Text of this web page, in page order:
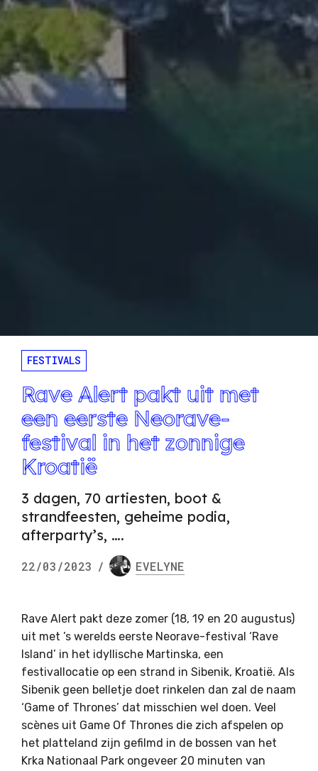
FESTIVALS
Rave Alert pakt uit met
een eerste Neorave-
festival in het zonnige
Kroatië
3 dagen, 70 artiesten, boot &
strandfeesten, geheime podia,
afterparty’s, ….
22/03/2023 / EVELYNE
Rave Alert pakt deze zomer (18, 19 en 20 augustus)
uit met ’s werelds eerste Neorave-festival ‘Rave
Island’ in het idyllische Martinska, een
festivallocatie op een strand in Sibenik, Kroatië. Als
Sibenik geen belletje doet rinkelen dan zal de naam
‘Game of Thrones’ dat misschien wel doen. Veel
scènes uit Game Of Thrones die zich afspelen op
het platteland zijn gefilmd in de bossen van het
Krka Nationaal Park ongeveer 20 minuten van